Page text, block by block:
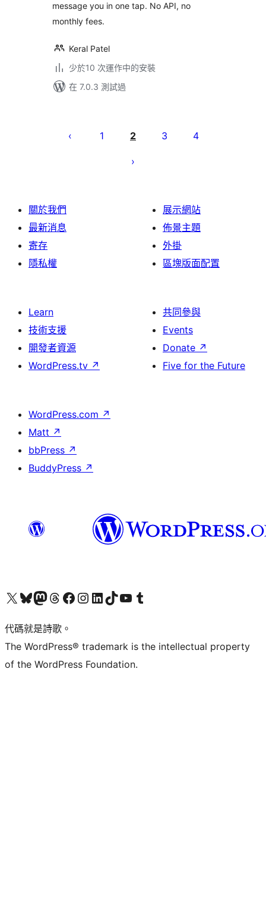
message you in one tap. No API, no
monthly fees.
Keral Patel
少於10 次運作中的安裝
在 7.0.3 測試過
pagination
1 2 3 4
關於我們
最新消息
寄存
隱私權
展示網站
佈景主題
外掛
區塊版面配置
Learn
技術支援
開發者資源
WordPress.tv ↗
共同參與
Events
Donate ↗
Five for the Future
WordPress.com ↗
Matt ↗
bbPress ↗
BuddyPress ↗
Visit our X (formerly Twitter) account
Visit our Bluesky account
Visit our Mastodon account
Visit our Threads account
訪問我們的 Facebook 專頁Visit our Instagram account
Visit our LinkedIn account
Visit our TikTok account
Visit our YouTube channel
Visit our Tumblr account
代碼就是詩歌。
The WordPress® trademark is the intellectual property
of the WordPress Foundation.